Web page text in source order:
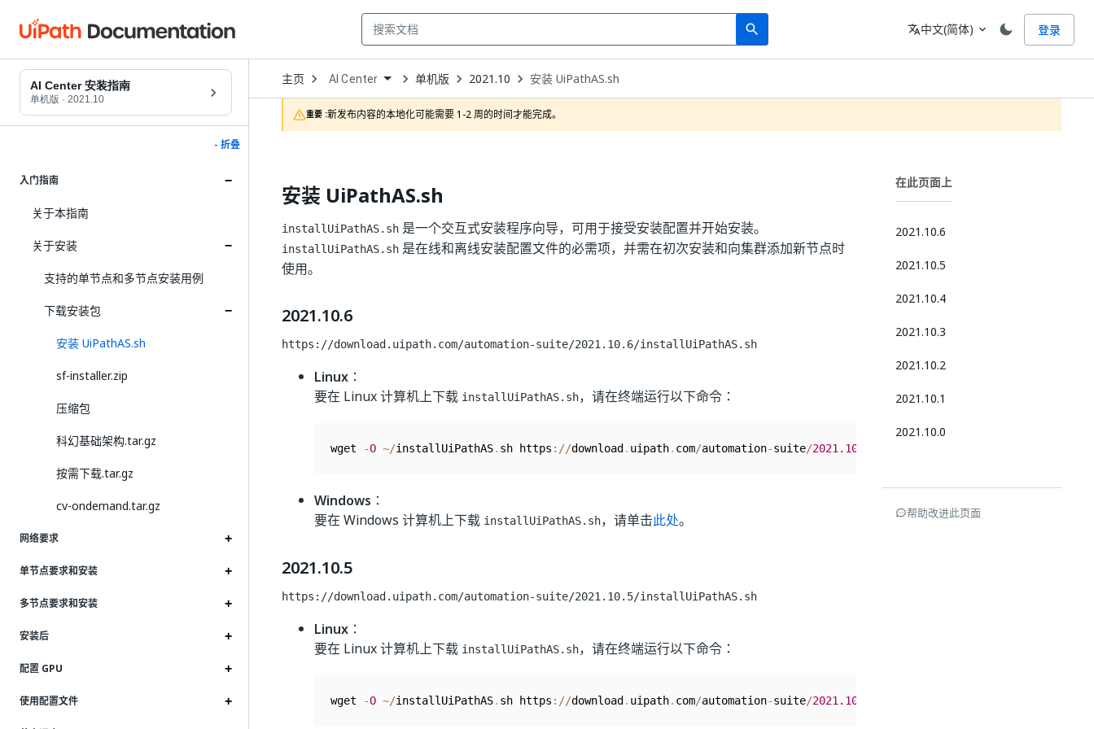
search
Search 语言
translate中文(简体) expand_more 登录
AI Center 安装指南
单机版 · 2021.10
- 折叠
入门指南
关于本指南
关于安装
支持的单节点和多节点安装用例
下载安装包
安装 UiPathAS.sh
sf-installer.zip
压缩包
科幻基础架构.tar.gz
按需下载.tar.gz
cv-ondemand.tar.gz
网络要求
单节点要求和安装
多节点要求和安装
安装后
配置 GPU
使用配置文件
主页 Open
Dropdown
to
choose
product
AI Center 单机版 2021.10 安装 UiPathAS.sh
重要 :新发布内容的本地化可能需要 1-2 周的时间才能完成。
安装 UiPathAS.sh
installUiPathAS.sh 是一个交互式安装程序向导，可用于接受安装配置并开始安装。
installUiPathAS.sh 是在线和离线安装配置文件的必需项，并需在初次安装和向集群添加新节点时
使用。
2021.10.6
https://download.uipath.com/automation-suite/2021.10.6/installUiPathAS.sh
Linux ：
要在 Linux 计算机上下载 installUiPathAS.sh，请在终端运行以下命令：
wget -O ~/installUiPathAS. sh https : //download . uipath. com/automation-suite/2021.10
Windows ：
要在 Windows 计算机上下载 installUiPathAS.sh，请单击此处。
2021.10.5
https://download.uipath.com/automation-suite/2021.10.5/installUiPathAS.sh
Linux ：
要在 Linux 计算机上下载 installUiPathAS.sh，请在终端运行以下命令：
wget -O ~/installUiPathAS. sh https : //download . uipath. com/automation-suite/2021.10
在此页面上
2021.10.6
2021.10.5
2021.10.4
2021.10.3
2021.10.2
2021.10.1
2021.10.0
帮助改进此页面